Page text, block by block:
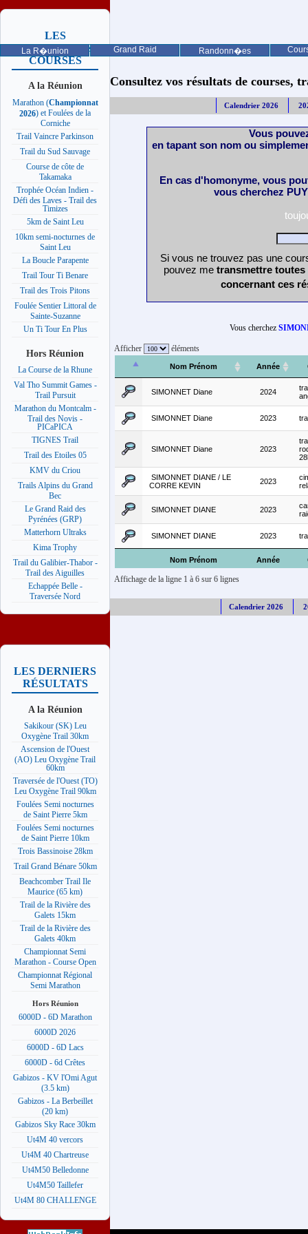
La R�union Grand Raid Randonn�es
LES
PROCHAINES
COURSES
A la Réunion
Marathon (Championnat
2026) et Foulées de la
Corniche
Trail Vaincre Parkinson
Trail du Sud Sauvage
Course de côte de
Takamaka
Trophée Océan Indien -
Défi des Laves - Trail des
Timizes
5km de Saint Leu
10km semi-nocturnes de
Saint Leu
La Boucle Parapente
Trail Tour Ti Benare
Trail des Trois Pitons
Foulée Sentier Littoral de
Sainte-Suzanne
Un Ti Tour En Plus
Hors Réunion
La Course de la Rhune
Val Tho Summit Games -
Trail Pursuit
Marathon du Montcalm -
Trail des Novis -
PICaPICA
TIGNES Trail
Trail des Etoiles 05
KMV du Criou
Trails Alpins du Grand
Bec
Le Grand Raid des
Pyrénées (GRP)
Matterhorn Ultraks
Kima Trophy
Trail du Galibier-Thabor -
Trail des Aiguilles
Echappée Belle -
Traversée Nord
LES DERNIERS
RÉSULTATS
A la Réunion
Sakikour (SK) Leu
Oxygène Trail 30km
Ascension de l'Ouest
(AO) Leu Oxygène Trail
60km
Traversée de l'Ouest (TO)
Leu Oxygène Trail 90km
Foulées Semi nocturnes
de Saint Pierre 5km
Foulées Semi nocturnes
de Saint Pierre 10km
Trois Bassinoise 28km
Trail Grand Bénare 50km
Beachcomber Trail Ile
Maurice (65 km)
Trail de la Rivière des
Galets 15km
Trail de la Rivière des
Galets 40km
Championnat Semi
Marathon - Course Open
Championnat Régional
Semi Marathon
Hors Réunion
6000D - 6D Marathon
6000D 2026
6000D - 6D Lacs
6000D - 6d Crêtes
Gabizos - KV l'Omi Agut
(3.5 km)
Gabizos - La Berbeillet
(20 km)
Gabizos Sky Race 30km
Ut4M 40 vercors
Ut4M 40 Chartreuse
Ut4M50 Belledonne
Ut4M50 Taillefer
Ut4M 80 CHALLENGE
Consultez vos résultats de courses,
Calendrier 2026
Vous
en tapant son nom ou
En cas d'homonyme, vous
vous cherchez
Si vous ne trouvez pas une
pouvez me transmettre
concernant ces
Vous cherchez
Afficher éléments
Nom Prénom Année
Nom Prénom Année
SIMONNET Diane 2024
SIMONNET Diane 2023
SIMONNET Diane 2023
SIMONNET DIANE / LE
CORRE KEVIN
2023
SIMONNET DIANE 2023
SIMONNET DIANE 2023
Affichage de la ligne 1 à 6 sur 6 lignes
Calendrier 2026